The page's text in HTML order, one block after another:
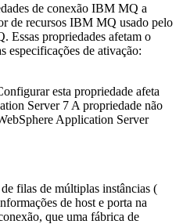
de conexão IBM MQ a
de recursos IBM MQ usado pelo
. Essas propriedades afetam o
especificações de ativação:
esta propriedade afeta
Server7 A propriedade não
Application Server
filas de múltiplas instâncias (
de host e porta na
que uma fábrica de